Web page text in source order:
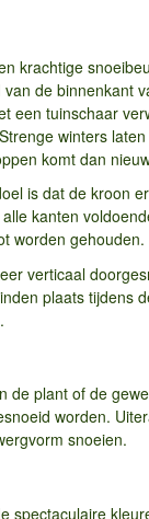
krachtige
de binnenkant
een tuinschaar
winters
komt dan
is dat de kroon
kanten
worden gehouden.
verticaal
plaats tijdens
de plant of de
worden.
snoeien.
spectaculaire